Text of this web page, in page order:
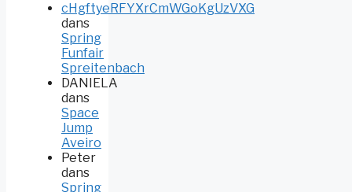
cHgftyeRFYXrCmWGoKgUzVXG
dans
Spring
Funfair
Spreitenbach
DANIELA
dans
Space
Jump
Aveiro
Peter
dans
Spring